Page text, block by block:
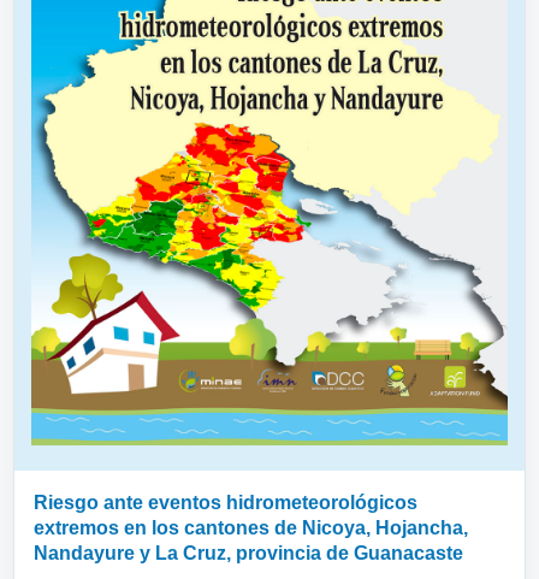
Riesgo ante eventos hidrometeorológicos
extremos en los cantones de Nicoya, Hojancha,
Nandayure y La Cruz, provincia de Guanacaste